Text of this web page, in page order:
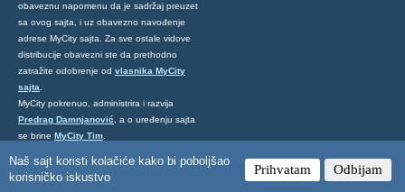
Naš sajt koristi kolačiće kako bi poboljšao
korisničko iskustvo
Prihvatam Odbijam
obaveznu napomenu da je sadržaj preuzet
sa ovog sajta, i uz obavezno navođenje
adrese MyCity sajta. Za sve ostale vidove
distribucije obavezni ste da prethodno
zatražite odobrenje od vlasnika MyCity
sajta
MyCity pokrenuo, administrira i razvija
Predrag Damnjanović , a o uređenju sajta
se brine MyCity Tim
ovde.